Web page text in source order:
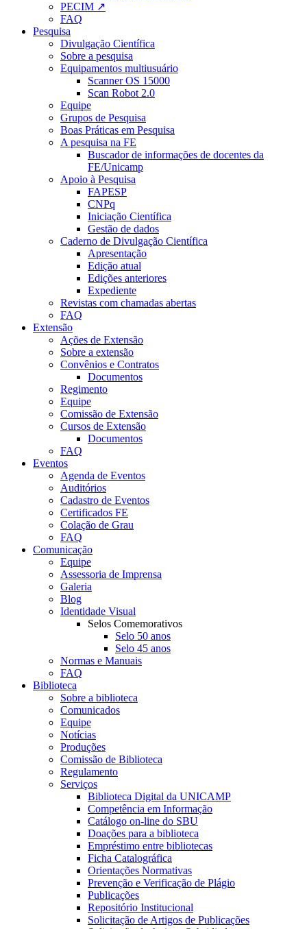
PECIM ↗
FAQ
Pesquisa
Divulgação Científica
Sobre a pesquisa
Equipamentos multiusuário
Scanner OS 15000
Scan Robot 2.0
Equipe
Grupos de Pesquisa
Boas Práticas em Pesquisa
A pesquisa na FE
Buscador de informações de docentes da
FE/Unicamp
Apoio à Pesquisa
FAPESP
CNPq
Iniciação Científica
Gestão de dados
Caderno de Divulgação Científica
Apresentação
Edição atual
Edições anteriores
Expediente
Revistas com chamadas abertas
FAQ
Extensão
Ações de Extensão
Sobre a extensão
Convênios e Contratos
Documentos
Regimento
Equipe
Comissão de Extensão
Cursos de Extensão
Documentos
FAQ
Eventos
Agenda de Eventos
Auditórios
Cadastro de Eventos
Certificados FE
Colação de Grau
FAQ
Comunicação
Equipe
Assessoria de Imprensa
Galeria
Blog
Identidade Visual
Selos Comemorativos
Selo 50 anos
Selo 45 anos
Normas e Manuais
FAQ
Biblioteca
Sobre a biblioteca
Comunicados
Equipe
Notícias
Produções
Comissão de Biblioteca
Regulamento
Serviços
Biblioteca Digital da UNICAMP
Competência em Informação
Catálogo on-line do SBU
Doações para a biblioteca
Empréstimo entre bibliotecas
Ficha Catalográfica
Orientações Normativas
Prevenção e Verificação de Plágio
Publicações
Repositório Institucional
Solicitação de Artigos de Publicações